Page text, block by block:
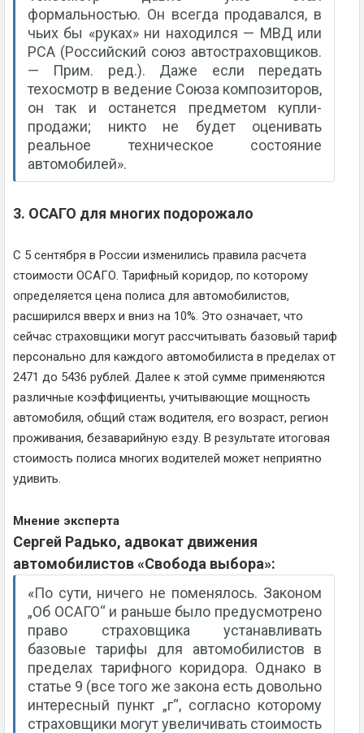
формальностью. Он всегда продавался, в
чьих бы «руках» ни находился — МВД или
РСА (Российский союз автостраховщиков.
— Прим. ред.). Даже если передать
техосмотр в ведение Союза композиторов,
он так и останется предметом купли-
продажи; никто не будет оценивать
реальное техническое состояние
автомобилей».
3. ОСАГО для многих подорожало
С 5 сентября в России изменились правила расчета
стоимости ОСАГО. Тарифный коридор, по которому
определяется цена полиса для автомобилистов,
расширился вверх и вниз на 10%. Это означает, что
сейчас страховщики могут рассчитывать базовый тариф
персонально для каждого автомобилиста в пределах от
2471 до 5436 рублей. Далее к этой сумме применяются
различные коэффициенты, учитывающие мощность
автомобиля, общий стаж водителя, его возраст, регион
проживания, безаварийную езду. В результате итоговая
стоимость полиса многих водителей может неприятно
удивить.
Мнение эксперта
Сергей Радько, адвокат движения
автомобилистов «Свобода выбора»:
«По сути, ничего не поменялось. Законом
„Об ОСАГО“ и раньше было предусмотрено
право страховщика устанавливать
базовые тарифы для автомобилистов в
пределах тарифного коридора. Однако в
статье 9 (все того же закона есть довольно
интересный пункт „г“, согласно которому
страховщики могут увеличивать стоимость